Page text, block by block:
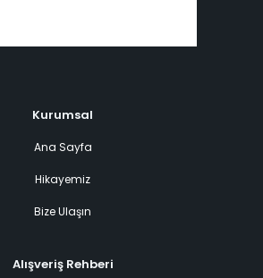
Kurumsal
Ana Sayfa
Hikayemiz
Bize Ulaşın
Alışveriş Rehberi